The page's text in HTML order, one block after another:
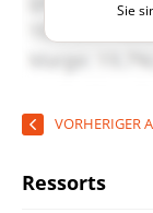
Sie
VORHERIGER
Ressorts